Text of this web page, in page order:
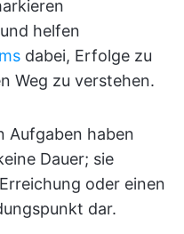
helfen
dabei, Erfolge zu
Weg zu verstehen.
Aufgaben haben
Dauer; sie
oder einen
dar.